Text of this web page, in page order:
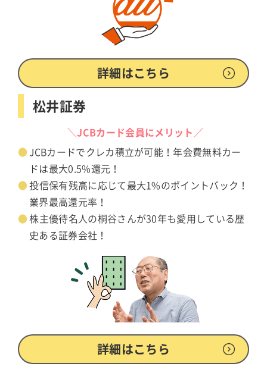
詳細はこちら
松井証券
＼JCBカード会員にメリット／
JCBカードでクレカ積立が可能！年会費無料カー
ドは最大0.5%還元！
投信保有残高に応じて最大1%のポイントバック！
業界最高還元率！
株主優待名人の桐谷さんが30年も愛用している歴
史ある証券会社！
詳細はこちら